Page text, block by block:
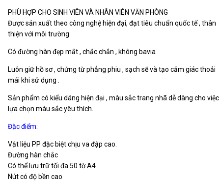
PHÙ HỢP CHO SINH VIÊN VÀ NHÂN VIÊN VĂN PHÒNG
Được sản xuất theo công nghệ hiện đại, đạt tiêu chuẩn quốc tế , thân
thiện với môi trường
Có đường hàn đẹp mắt , chắc chắn , không bavia
Luôn giữ hồ sơ , chứng từ phẳng phiu , sạch sẽ và tạo cảm giác thoải
mái khi sử dụng .
Sản phẩm có kiểu dáng hiện đại , màu sắc trang nhã dễ dàng cho việc
lựa chọn màu sắc yêu thích.
Đặc điểm:
Vật liệu PP đặc biệt chịu va đập cao.
Đường hàn chắc
Có thể lưu trữ tối đa 50 tờ A4
Nút có độ bền cao